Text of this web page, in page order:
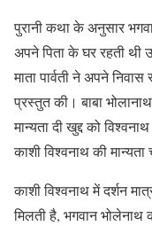
पुरानी कथा के अनुसार
अपने पिता के घर रहती थी
माता पार्वती ने अपने
प्रस्तुत की। बाबा
मान्यता दी खुद्द को
काशी विश्वनाथ की
काशी विश्वनाथ में दर्शन
मिलती है, भगवान भोलेनाथ